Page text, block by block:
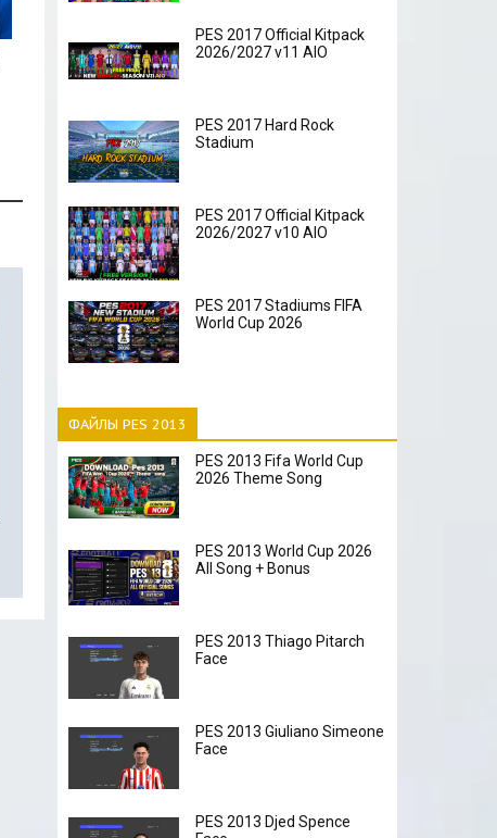
PES 2017 Official Kitpack
2026/2027 v11 AIO
PES 2017 Hard Rock
Stadium
PES 2017 Official Kitpack
2026/2027 v10 AIO
PES 2017 Stadiums FIFA
World Cup 2026
ФАЙЛЫ PES 2013
PES 2013 Fifa World Cup
2026 Theme Song
PES 2013 World Cup 2026
All Song + Bonus
PES 2013 Thiago Pitarch
Face
PES 2013 Giuliano Simeone
Face
PES 2013 Djed Spence